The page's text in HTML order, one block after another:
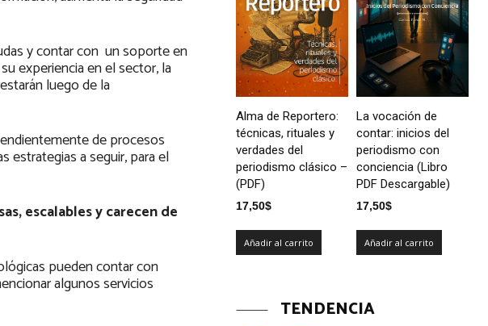
y contar con un soporte en
experiencia en el sector, la
luego de la
de procesos
estrategias a seguir, para el
escalables y carecen de
pueden contar con
algunos servicios
Alma de Reportero:
técnicas, rituales y
verdades del
periodismo clásico –
(PDF)
17,50$
Añadir al carrito
La vocación de
contar: inicios del
periodismo con
conciencia (Libro
PDF Descargable)
17,50$
Añadir al carrito
TENDENCIA